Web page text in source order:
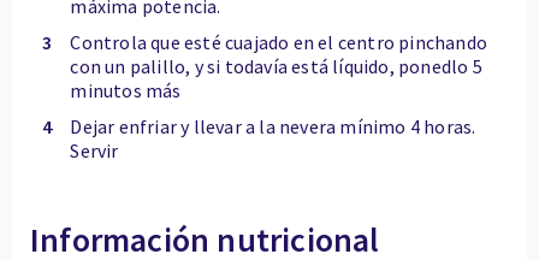
máxima potencia.
3
Controla que esté cuajado en el centro pinchando
con un palillo, y si todavía está líquido, ponedlo 5
minutos más
4
Dejar enfriar y llevar a la nevera mínimo 4 horas.
Servir
Información nutricional